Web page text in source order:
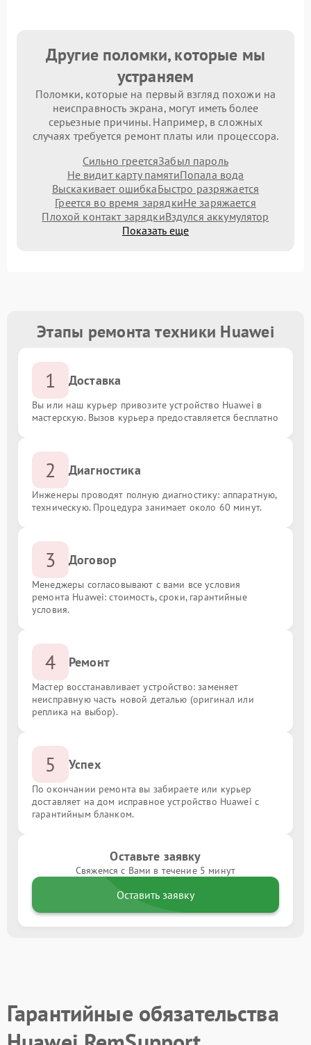
Другие поломки, которые мы
устраняем
Поломки, которые на первый взгляд похожи на
неисправность экрана, могут иметь более
серьезные причины. Например, в сложных
случаях требуется ремонт платы или процессора.
Сильно греетсяЗабыл пароль
Не видит карту памятиПопала вода
Выскакивает ошибкаБыстро разряжается
Греется во время зарядкиНе заряжается
Плохой контакт зарядкиВздулся аккумулятор
Показать еще
Этапы ремонта техники Huawei
1 Доставка
Вы или наш курьер привозите устройство Huawei в
мастерскую. Вызов курьера предоставляется бесплатно
2 Диагностика
Инженеры проводят полную диагностику: аппаратную,
техническую. Процедура занимает около 60 минут.
3 Договор
Менеджеры согласовывают с вами все условия
ремонта Huawei: стоимость, сроки, гарантийные
условия.
4 Ремонт
Мастер восстанавливает устройство: заменяет
неисправную часть новой деталью (оригинал или
реплика на выбор).
5 Успех
По окончании ремонта вы забираете или курьер
доставляет на дом исправное устройство Huawei с
гарантийным бланком.
Оставьте заявку
Свяжемся с Вами в течение 5 минут
Оставить заявку
Гарантийные обязательства